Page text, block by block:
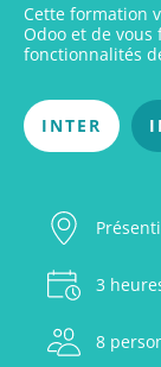
Cette formation
Odoo et de
fonctionnalités
INTER
3
8